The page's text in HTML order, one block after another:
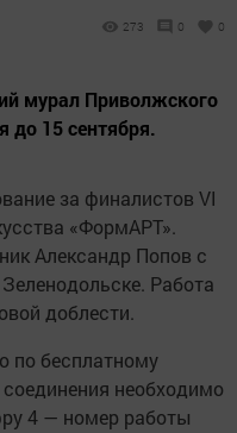
273 0 0
мурал Приволжского
до 15 сентября.
за финалистов VI
«ФормАРТ».
Александр Попов с
Работа
доблести.
по бесплатному
необходимо
4 — номер работы